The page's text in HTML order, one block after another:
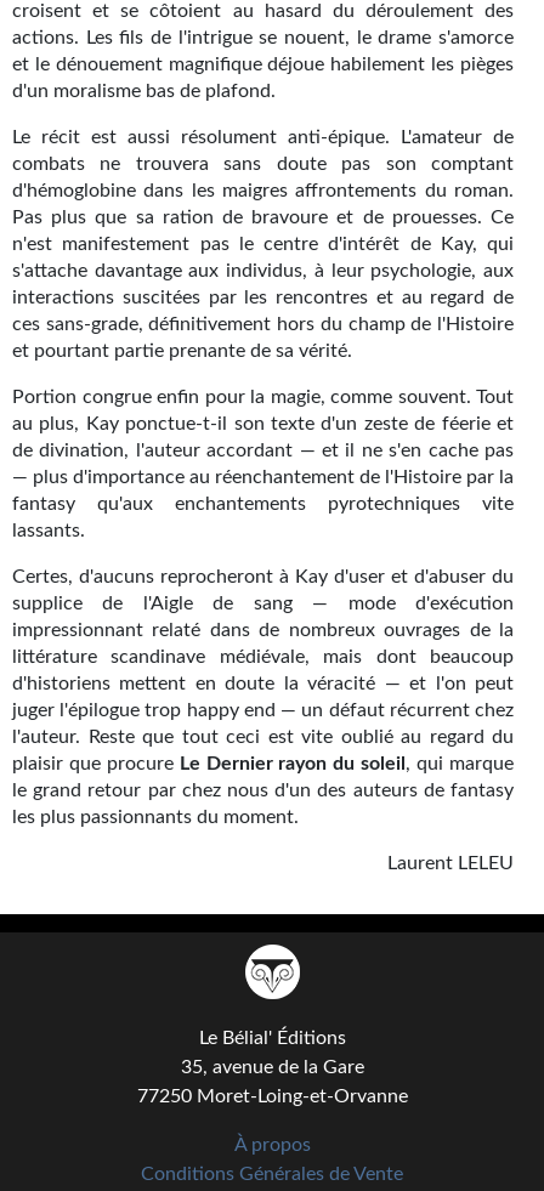
Tous les articles
La Bibliothèque orbitale
Journal d'un homme des bois
FORUMS
CONTACT
Nous contacter
F.A.Q.
Soumettre un manuscrit
Support technique
croisent et se côtoient au hasard du déroulement des
actions. Les fils de l'intrigue se nouent, le drame s'amorce
et le dénouement magnifique déjoue habilement les pièges
d'un moralisme bas de plafond.
Le récit est aussi résolument anti-épique. L'amateur de
combats ne trouvera sans doute pas son comptant
d'hémoglobine dans les maigres affrontements du roman.
Pas plus que sa ration de bravoure et de prouesses. Ce
n'est manifestement pas le centre d'intérêt de Kay, qui
s'attache davantage aux individus, à leur psychologie, aux
interactions suscitées par les rencontres et au regard de
ces sans-grade, définitivement hors du champ de l'Histoire
et pourtant partie prenante de sa vérité.
Portion congrue enfin pour la magie, comme souvent. Tout
au plus, Kay ponctue-t-il son texte d'un zeste de féerie et
de divination, l'auteur accordant — et il ne s'en cache pas
— plus d'importance au réenchantement de l'Histoire par la
fantasy qu'aux enchantements pyrotechniques vite
lassants.
Certes, d'aucuns reprocheront à Kay d'user et d'abuser du
supplice de l'Aigle de sang — mode d'exécution
impressionnant relaté dans de nombreux ouvrages de la
littérature scandinave médiévale, mais dont beaucoup
d'historiens mettent en doute la véracité — et l'on peut
juger l'épilogue trop happy end — un défaut récurrent chez
l'auteur. Reste que tout ceci est vite oublié au regard du
plaisir que procure Le Dernier rayon du soleil , qui marque
le grand retour par chez nous d'un des auteurs de fantasy
les plus passionnants du moment.
Laurent LELEU
Le Bélial' Éditions
35, avenue de la Gare
77250 Moret-Loing-et-Orvanne
À propos
Conditions Générales de Vente